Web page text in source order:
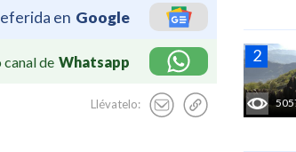
en Google
canal de Whatsapp
Llévatelo: